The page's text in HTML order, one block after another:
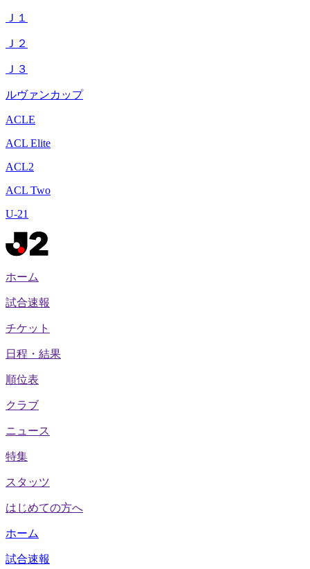
Ｊ１
Ｊ２
Ｊ３
ルヴァンカップ
ACLE
ACL Elite
ACL2
ACL Two
U-21
ホーム
試合速報
チケット
日程・結果
順位表
クラブ
ニュース
特集
スタッツ
はじめての方へ
ホーム
試合速報